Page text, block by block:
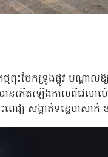
មពុះចែកទ្រូងផ្លូវ បណ្ដាល
ានកើតឡើងកាលពីវេលា
ជ្យ សង្កាត់ទន្លេបាសាក់